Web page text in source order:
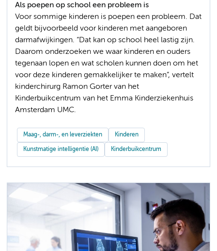
Als poepen op school een probleem is
Voor sommige kinderen is poepen een probleem. Dat
geldt bijvoorbeeld voor kinderen met aangeboren
darmafwijkingen. “Dat kan op school heel lastig zijn.
Daarom onderzoeken we waar kinderen en ouders
tegenaan lopen en wat scholen kunnen doen om het
voor deze kinderen gemakkelijker te maken”, vertelt
kinderchirurg Ramon Gorter van het
Kinderbuikcentrum van het Emma Kinderziekenhuis
Amsterdam UMC.
Maag-, darm-, en leverziekten Kinderen
Kunstmatige intelligentie (AI) Kinderbuikcentrum